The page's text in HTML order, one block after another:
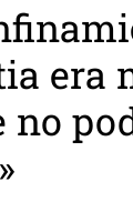
era
no